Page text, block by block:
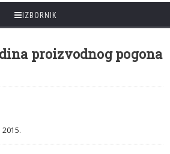
IZBORNIK
proizvodnog pogona